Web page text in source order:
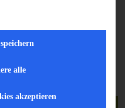
zeitweise eine
und
alle
akzeptieren